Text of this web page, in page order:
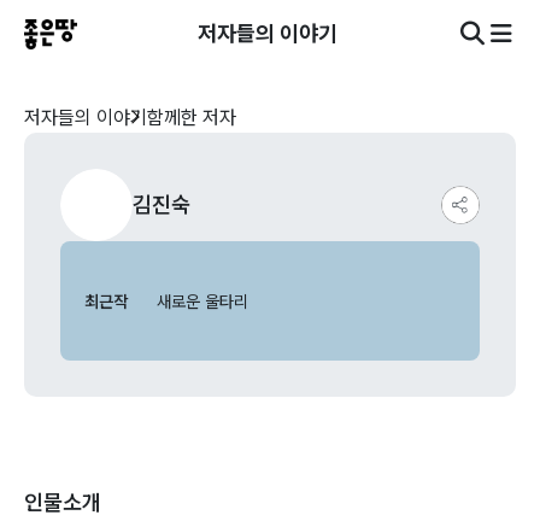
저자들의 이야기
저자들의 이야기 함께한 저자
김진숙
최근작 새로운 울타리
인물소개